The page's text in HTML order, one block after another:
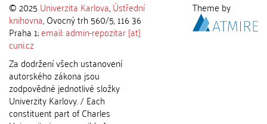
© 2025 Univerzita Karlova,Ústřední
knihovna, Ovocný trh 560/5, 116 36
Praha 1;email: admin-repozitar [at]
cuni.cz
Za dodržení všech ustanovení
autorského zákona jsou
zodpovědné jednotlivé složky
Univerzity Karlovy. / Each
constituent part of Charles
Theme by